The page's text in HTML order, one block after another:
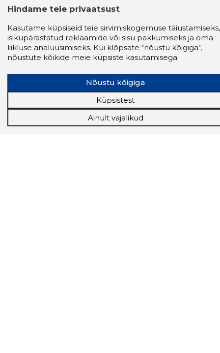
see firma täna on.LAADI LAIENDUS ALLA
Näed helistaja tausta!Storybooki Äpp toob
ettevõtte ja isikute kohta (juhid, ametnikud).
Andmed on rikastatud maksevõime ja
finantsinfoga.
Hindame teie privaatsust
Kasutame küpsiseid teie sirvimiskogemuse täiustamiseks,
isikupärastatud reklaamide või sisu pakkumiseks ja oma
liikluse analüüsimiseks. Kui klõpsate "nõustu kõigiga",
nõustute kõikide meie küpsiste kasutamisega.
Nõustu kõigiga
Küpsistest
Ainult vajalikud